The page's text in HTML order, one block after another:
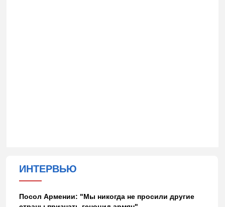
ИНТЕРВЬЮ
Посол Армении: "Мы никогда не просили другие